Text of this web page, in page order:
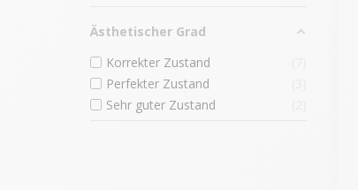
Ästhetischer Grad
Korrekter Zustand
Perfekter Zustand
Sehr guter Zustand